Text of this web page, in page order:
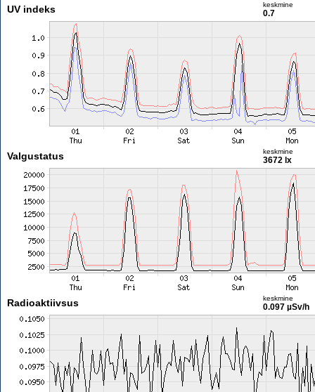
UV indeks keskmine
0.7
Valgustatus keskmine
3672 lx
Radioaktiivsus keskmine
0.097 µSv/h